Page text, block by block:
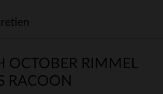
OCTOBER RIMMEL
RACOON